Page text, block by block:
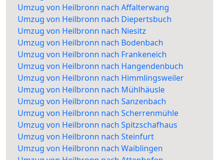
Umzug von Heilbronn nach Affalterwang
Umzug von Heilbronn nach Diepertsbuch
Umzug von Heilbronn nach Niesitz
Umzug von Heilbronn nach Bodenbach
Umzug von Heilbronn nach Frankeneich
Umzug von Heilbronn nach Hangendenbuch
Umzug von Heilbronn nach Himmlingsweiler
Umzug von Heilbronn nach Mühlhäusle
Umzug von Heilbronn nach Sanzenbach
Umzug von Heilbronn nach Scherrenmühle
Umzug von Heilbronn nach Spitzschafhaus
Umzug von Heilbronn nach Steinfurt
Umzug von Heilbronn nach Waiblingen